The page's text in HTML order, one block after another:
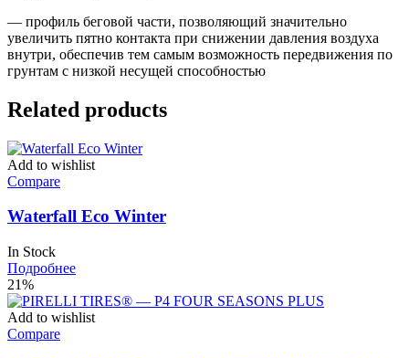
— профиль беговой части, позволяющий значительно
увеличить пятно контакта при снижении давления воздуха
внутри, обеспечив тем самым возможность передвижения по
грунтам с низкой несущей способностью
Related products
Add to wishlist
Compare
Waterfall Eco Winter
In Stock
Подробнее
21%
Add to wishlist
Compare